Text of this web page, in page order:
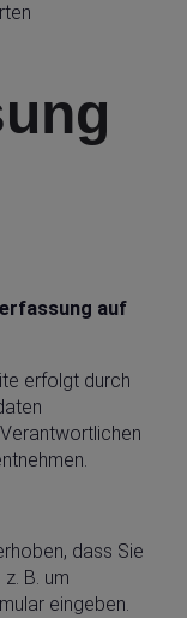
auf
erfolgt durch
dass Sie
B. um
eingeben.